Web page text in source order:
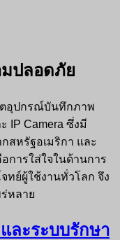
ปลอดภัย
ละระบบรักษา